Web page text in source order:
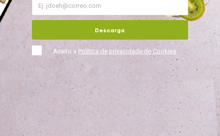
Aceito a Política de privacidade de Cookies
Descarga